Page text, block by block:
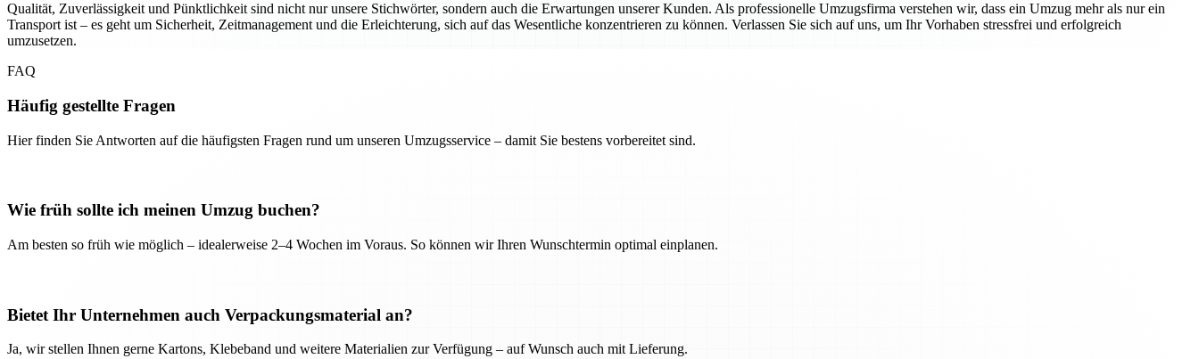
Qualität, Zuverlässigkeit und Pünktlichkeit sind nicht nur unsere Stichwörter, sondern auch die Erwartungen unserer Kunden. Als professionelle Umzugsfirma verstehen wir, dass ein Umzug mehr als nur ein
Transport ist – es geht um Sicherheit, Zeitmanagement und die Erleichterung, sich auf das Wesentliche konzentrieren zu können. Verlassen Sie sich auf uns, um Ihr Vorhaben stressfrei und erfolgreich
umzusetzen.
FAQ
Häufig gestellte Fragen
Hier finden Sie Antworten auf die häufigsten Fragen rund um unseren Umzugsservice – damit Sie bestens vorbereitet sind.
Wie früh sollte ich meinen Umzug buchen?
Am besten so früh wie möglich – idealerweise 2–4 Wochen im Voraus. So können wir Ihren Wunschtermin optimal einplanen.
Bietet Ihr Unternehmen auch Verpackungsmaterial an?
Ja, wir stellen Ihnen gerne Kartons, Klebeband und weitere Materialien zur Verfügung – auf Wunsch auch mit Lieferung.